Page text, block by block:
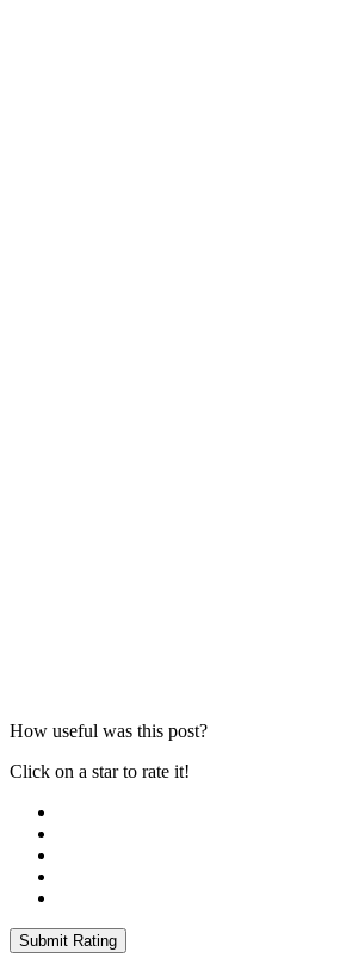
How useful was this post?
Click on a star to rate it!
Submit Rating